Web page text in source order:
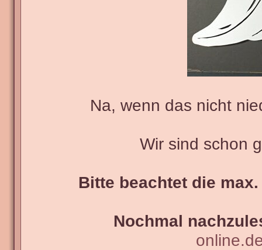
Na, wenn das nicht
Wir sind schon
Bitte beachtet die
Nochmal